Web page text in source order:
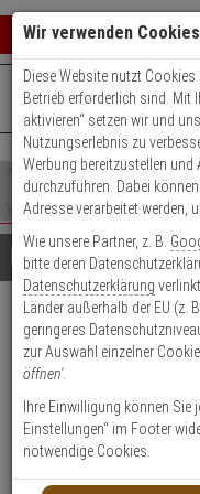
0
Shop
durchsuchen
Bitte
geben
Sie
mindestens
Zeichen
ein,
um
Suche
Es
wurde
noch
Kategorien
Suche
gestartet
+49 (0)821 899 493-0
Details Beratung
GLORIA CO-
Display
Produktmerkmale
Wir verwenden Cookies
Diese Website nutzt
Betrieb erforderlich sind. Mit
aktivieren“ setzen wir und
Nutzungserlebnis zu
Werbung bereitzustellen und
durchzuführen. Dabei
Adresse verarbeitet werden,
Wie unsere Partner, z. B.
bitte deren
Datenschutzerklärung
Länder außerhalb der EU
geringeres
zur Auswahl einzelner
öffnen'.
Ihre Einwilligung können Sie
Einstellungen“ im Footer
notwendige Cookies.